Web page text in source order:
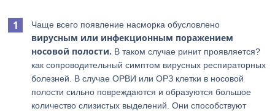
Чаще всего появление насморка обусловлено
вирусным или инфекционным поражением
носовой полости. В таком случае ринит проявляется?
как сопроводительный симптом вирусных респираторных
болезней. В случае ОРВИ или ОРЗ клетки в носовой
полости сильно повреждаются и образуются большое
количество слизистых выделений. Они способствуют